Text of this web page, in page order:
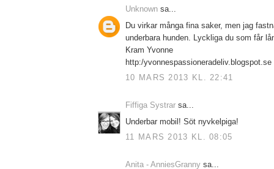
Unknown sa...
Du virkar många fina saker, men jag
underbara hunden. Lyckliga du som får
Kram Yvonne
http:/yvonnespassioneradeliv.blogspot.se
10 MARS 2013 KL. 22:41
Fiffiga Systrar sa...
Underbar mobil! Söt nyvkelpiga!
11 MARS 2013 KL. 08:05
Anita - AnniesGranny sa...